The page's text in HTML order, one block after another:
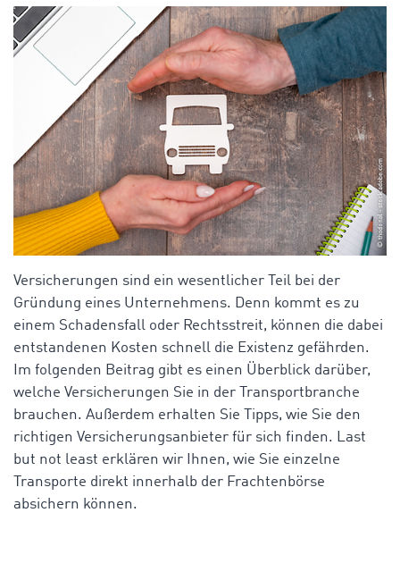
Versicherungen sind ein wesentlicher Teil bei der
Gründung eines Unternehmens. Denn kommt es zu
einem Schadensfall oder Rechtsstreit, können die dabei
entstandenen Kosten schnell die Existenz gefährden.
Im folgenden Beitrag gibt es einen Überblick darüber,
welche Versicherungen Sie in der Transportbranche
brauchen. Außerdem erhalten Sie Tipps, wie Sie den
richtigen Versicherungsanbieter für sich finden. Last
but not least erklären wir Ihnen, wie Sie einzelne
Transporte direkt innerhalb der Frachtenbörse
absichern können.